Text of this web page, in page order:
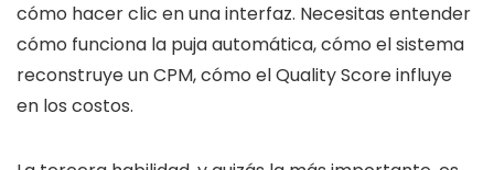
cómo hacer clic en una interfaz. Necesitas entender
cómo funciona la puja automática, cómo el sistema
reconstruye un CPM, cómo el Quality Score influye
en los costos.